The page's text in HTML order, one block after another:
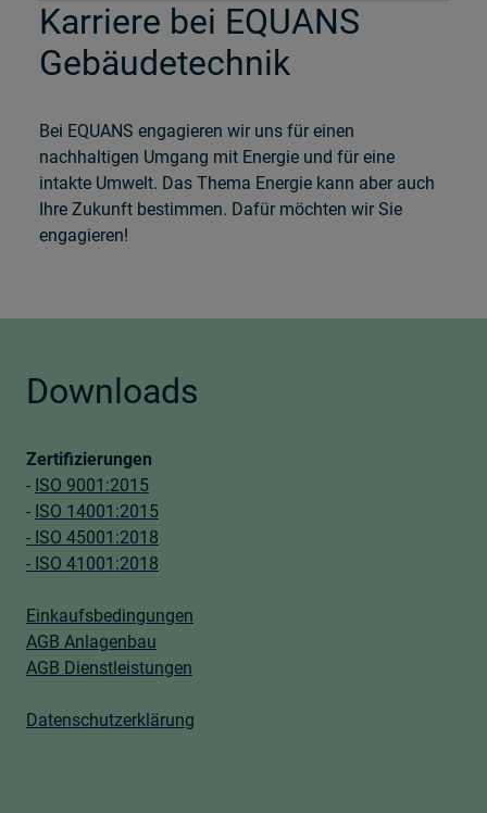
Karriere bei EQUANS
Gebäudetechnik
Bei EQUANS engagieren wir uns für einen
nachhaltigen Umgang mit Energie und für eine
intakte Umwelt. Das Thema Energie kann aber auch
Ihre Zukunft bestimmen. Dafür möchten wir Sie
engagieren!
Downloads
Zertifizierungen
- ISO 9001:2015
- ISO 14001:2015
- ISO 45001:2018
- ISO 41001:2018
Einkaufsbedingungen
AGB Anlagenbau
AGB Dienstleistungen
Datenschutzerklärung